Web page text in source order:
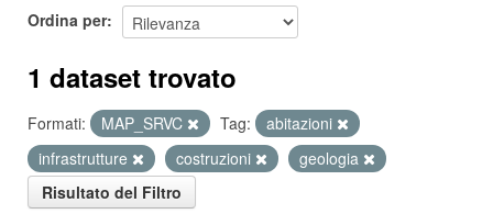
Ordina per
1 dataset trovato
Formati: MAP_SRVC Tag:
abitazioni
infrastrutture
costruzioni
geologia
Risultato del Filtro